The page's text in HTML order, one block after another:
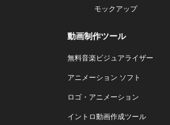
モックアップ
動画制作ツール
無料音楽ビジュアライザー
アニメーション ソフト
ロゴ・アニメーション
イントロ動画作成ツール